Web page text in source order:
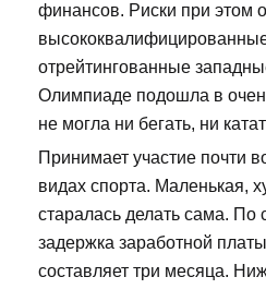
финансов. Риски при этом
отрейтингованные
Олимпиаде подошла в
не могла ни бегать, ни
Принимает участие почти
видах спорта. Маленькая,
старалась делать сама. По
задержка заработной
составляет три месяца.